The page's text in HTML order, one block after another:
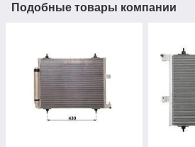
Подобные товары компании